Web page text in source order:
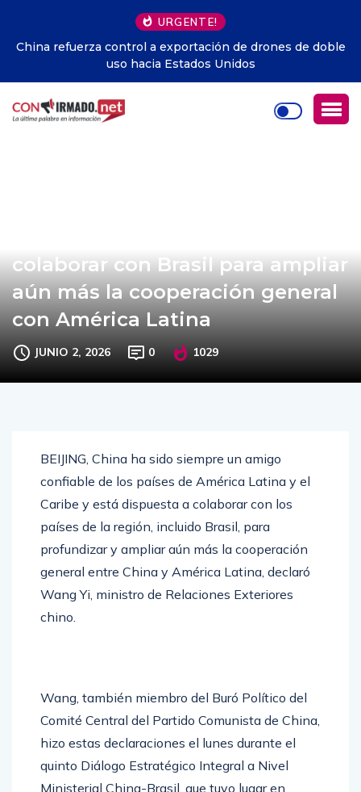
URGENTE!
China refuerza control a exportación de drones de doble
uso hacia Estados Unidos
colaborar con Brasil para ampliar
aún más la cooperación general
con América Latina
JUNIO 2, 2026 0 1029
BEIJING, China ha sido siempre un amigo
confiable de los países de América Latina y el
Caribe y está dispuesta a colaborar con los
países de la región, incluido Brasil, para
profundizar y ampliar aún más la cooperación
general entre China y América Latina, declaró
Wang Yi, ministro de Relaciones Exteriores
chino.
Wang, también miembro del Buró Político del
Comité Central del Partido Comunista de China,
hizo estas declaraciones el lunes durante el
quinto Diálogo Estratégico Integral a Nivel
Ministerial China-Brasil, que tuvo lugar en